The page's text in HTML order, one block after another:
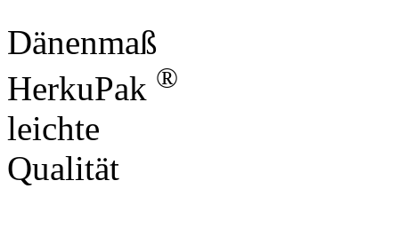
Dänenmaß
HerkuPak ®
leichte
Qualität